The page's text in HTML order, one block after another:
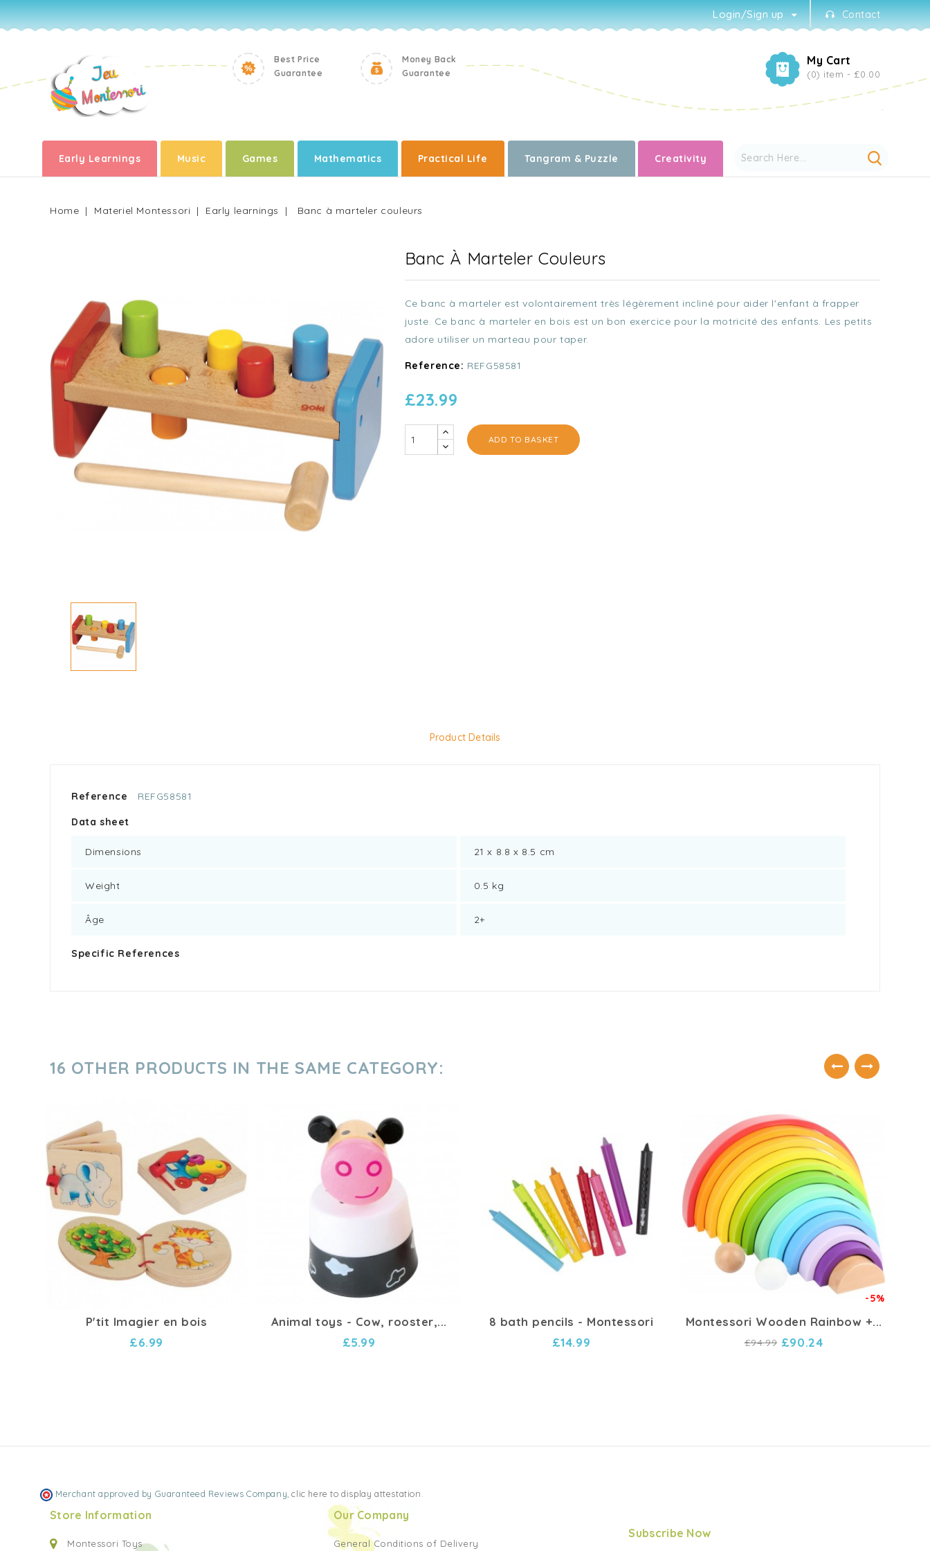
Contact
Login/Sign up
My Cart
(0) item - £0.00
Best Price
Guarantee
Money Back
Guarantee
Early Learnings Music Games Mathematics Practical Life Tangram & Puzzle Creativity
Home Materiel Montessori Early learnings Banc à marteler couleurs
Banc À Marteler Couleurs
Ce banc à marteler est volontairement très légèrement incliné pour aider l'enfant à frapper
juste. Ce banc à marteler en bois est un bon exercice pour la motricité des enfants. Les petits
adore utiliser un marteau pour taper.
Reference: REFG58581
£23.99
ADD TO BASKET
Product Details
Reference REFG58581
Data sheet
Dimensions 21 x 8.8 x 8.5 cm
Weight 0.5 kg
Âge 2+
Specific References
16 OTHER PRODUCTS IN THE SAME CATEGORY:
P'tit Imagier en bois
£6.99
Animal toys - Cow, rooster,...
£5.99
8 bath pencils - Montessori
£14.99
Montessori Wooden Rainbow +...
£94.99
-5%
£90.24
Merchant approved by Guaranteed Reviews Company,clic here to display attestation.
Subscribe Now
Store Information
Montessori Toys
Our Company
General Conditions of Delivery